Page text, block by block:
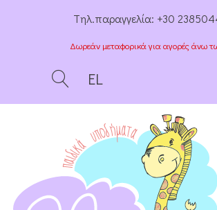
Tηλ.παραγγελία: +30
Δωρεάν μεταφορικά για αγορές άνω
EL